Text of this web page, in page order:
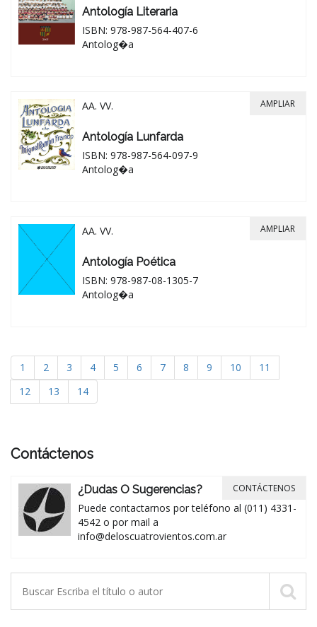
Antología Literaria
ISBN: 978-987-564-407-6
Antolog�a
AA. VV.
Antología Lunfarda
ISBN: 978-987-564-097-9
Antolog�a
AMPLIAR
AA. VV.
Antología Poética
ISBN: 978-987-08-1305-7
Antolog�a
AMPLIAR
1 2 3 4 5 6 7 8 9 10
11
12
13 14
Contáctenos
¿Dudas O Sugerencias?
Puede contactarnos por teléfono al (011) 4331-
4542 o por mail a
info@deloscuatrovientos.com.ar
CONTÁCTENOS